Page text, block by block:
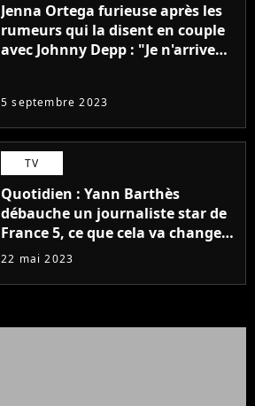
Jenna Ortega furieuse après les
rumeurs qui la disent en couple
avec Johnny Depp : "Je n'arrive
5 septembre 2023
TV
Quotidien : Yann Barthès
débauche un journaliste star de
France 5, ce que cela va changer
à la rentrée
22 mai 2023